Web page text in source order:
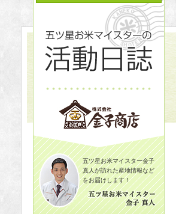
五ツ星お米マイスター金子
真人が訪れた産地情報など
をお届けします！